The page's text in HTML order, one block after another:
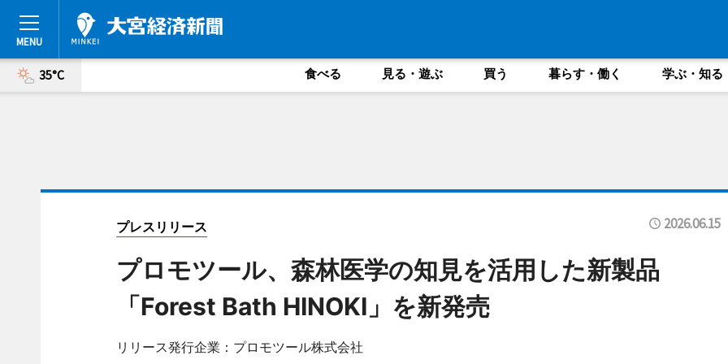
35°C 食べる 見る・遊ぶ 買う 暮らす・働く 学ぶ・知る
プレスリリース 2026.06.15
プロモツール、森林医学の知見を活用した新製品
「Forest Bath HINOKI」を新発売
リリース発行企業：プロモツール株式会社